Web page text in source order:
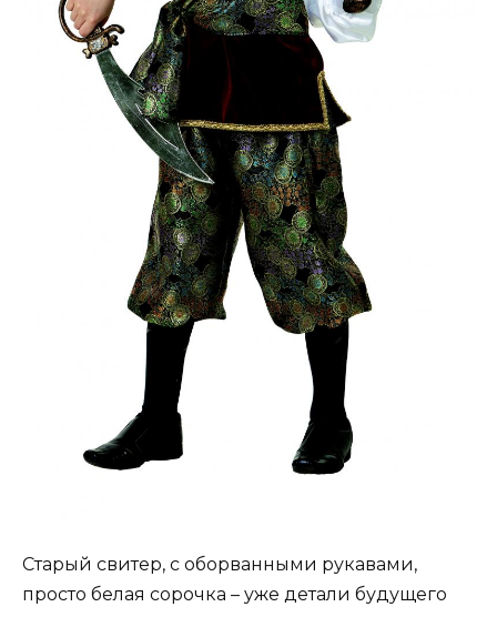
Старый свитер, с оборванными рукавами,
просто белая сорочка – уже детали будущего